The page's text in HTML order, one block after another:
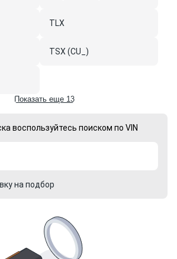
TLX
TSX (CU_)
Показать еще 13
воспользуйтесь поиском по VIN
на подбор